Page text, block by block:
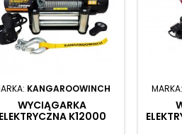
KANGAROOWINCH
WYCIĄGARKA
ELEKTRYCZNA K12000
MARKA: